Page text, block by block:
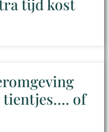
tijd kost
tientjes…. of